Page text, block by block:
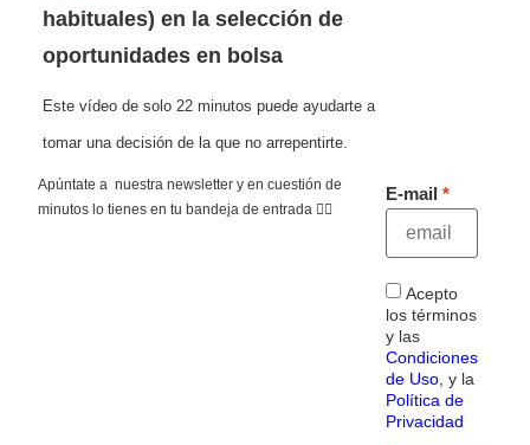
habituales) en la selección de
oportunidades en bolsa
Este vídeo de solo 22 minutos puede ayudarte a
tomar una decisión de la que no arrepentirte.
Apúntate a nuestra newsletter y en cuestión de
minutos lo tienes en tu bandeja de entrada 👇🏻
E-mail
Acepto
los términos
y las
Condiciones
de Uso, y la
Política de
Privacidad